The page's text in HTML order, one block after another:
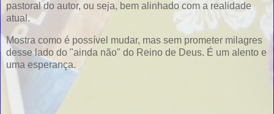
pastoral do autor, ou seja, bem alinhado com a realidade
atual.
Mostra como é possível mudar, mas sem prometer milagres
desse lado do "ainda não" do Reino de Deus. É um alento e
uma esperança.